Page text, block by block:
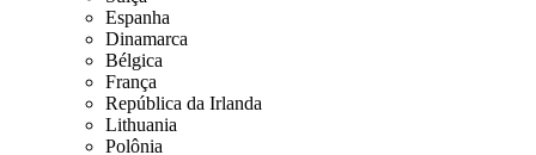
Espanha
Dinamarca
Bélgica
França
República da Irlanda
Lithuania
Polônia